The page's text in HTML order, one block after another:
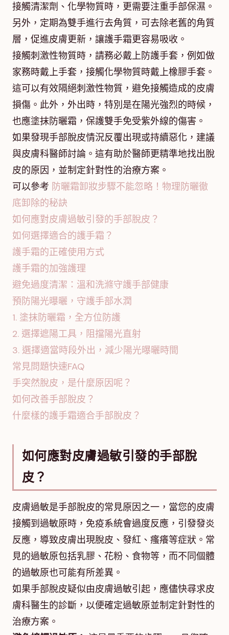
接觸清潔劑、化學物質時，更需要注重手部保濕。
另外，定期為雙手進行去角質，可去除老舊的角質
層，促進皮膚更新，讓護手霜更容易吸收。
接觸刺激性物質時，請務必戴上防護手套，例如做
家務時戴上手套，接觸化學物質時戴上橡膠手套。
這可以有效隔絕刺激性物質，避免接觸造成的皮膚
損傷。此外，外出時，特別是在陽光強烈的時候，
也應塗抹防曬霜，保護雙手免受紫外線的傷害。
如果發現手部脫皮情況反覆出現或持續惡化，建議
與皮膚科醫師討論。這有助於醫師更精準地找出脫
皮的原因，並制定針對性的治療方案。
可以參考 防曬霜卸妝步驟不能忽略！物理防曬徹
底卸除的秘訣
如何應對皮膚過敏引發的手部脫皮？
如何選擇適合的護手霜？
護手霜的正確使用方式
護手霜的加強護理
避免過度清潔：溫和洗滌守護手部健康
預防陽光曝曬，守護手部水潤
1. 塗抹防曬霜，全方位防護
2. 選擇遮陽工具，阻擋陽光直射
3. 選擇適當時段外出，減少陽光曝曬時間
常見問題快速FAQ
手突然脫皮，是什麼原因呢？
如何改善手部脫皮？
什麼樣的護手霜適合手部脫皮？
如何應對皮膚過敏引發的手部脫
皮？
皮膚過敏是手部脫皮的常見原因之一，當您的皮膚
接觸到過敏原時，免疫系統會過度反應，引發發炎
反應，導致皮膚出現脫皮、發紅、瘙癢等症狀。常
見的過敏原包括乳膠、花粉、食物等，而不同個體
的過敏原也可能有所差異。
如果手部脫皮疑似由皮膚過敏引起，應儘快尋求皮
膚科醫生的診斷，以便確定過敏原並制定針對性的
治療方案。